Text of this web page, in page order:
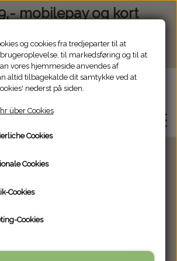
mobilepay og kort
via e-mail
Register
Glasjanne
og cookies fra tredjeparter til at
til markedsføring og til at
vores hjemmeside anvendes af
altid tilbagekalde dit samtykke ved at
nederst på siden.
über Cookies
Cookies
Cookies
Cookies
Cookies